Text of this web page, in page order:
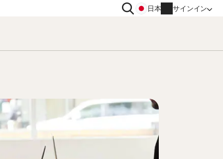
ィメット
索
日本 サインイン
アカウント情報
請求情報